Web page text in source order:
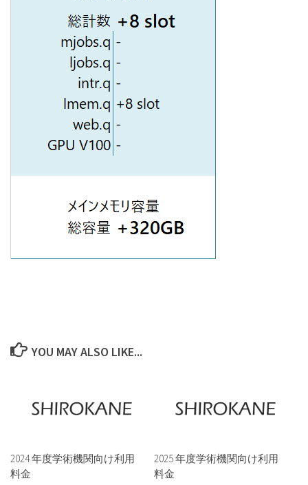
YOU MAY ALSO LIKE...
2024 年度学術機関向け利用
料金
2025 年度学術機関向け利用
料金